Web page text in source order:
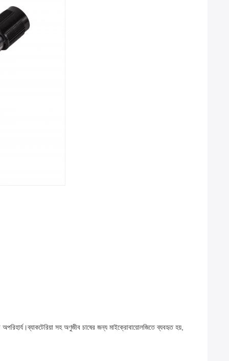
অপরিহার্য।ব্যাকটেরিয়া সহ অণুজীব চাষের জন্য মাইক্রোবায়োলজিতে ব্যবহৃত হয়,